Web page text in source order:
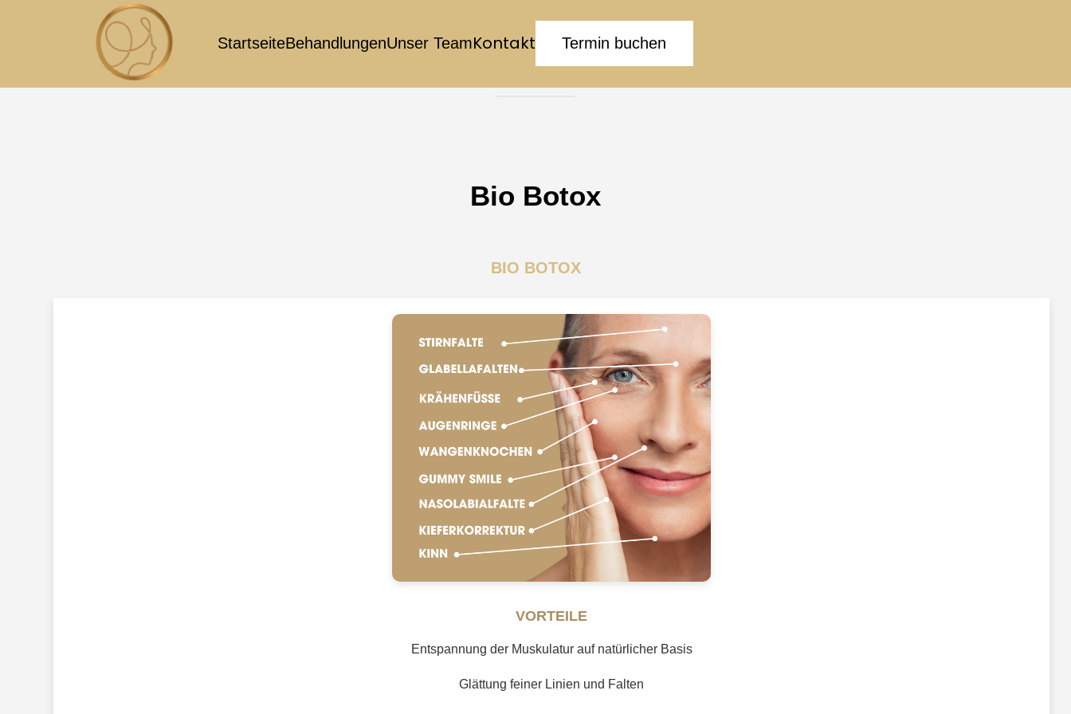
content
StartseiteBehandlungenUnser TeamKontakt Termin buchen
Bio Botox
BIO BOTOX
VORTEILE
Entspannung der Muskulatur auf natürlicher Basis
Glättung feiner Linien und Falten